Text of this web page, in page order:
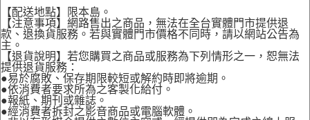
【配送地點】限本島。
【注意事項】網路售出之商品，無法在全台實體門市提供退
款、退換貨服務。若與實體門市價格不同時，請以網站公告為
主。
【退貨說明】若您購買之商品或服務為下列情形之一，恕無法
提供退貨服務：
●易於腐敗、保存期限較短或解約時即將逾期。
●依消費者要求所為之客製化給付。
●報紙、期刊或雜誌。
●經消費者拆封之影音商品或電腦軟體。